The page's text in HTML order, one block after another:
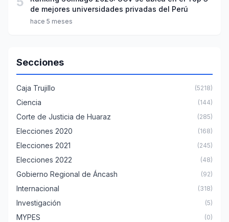
de mejores universidades privadas del Perú
hace 5 meses
Secciones
Caja Trujillo (5218)
Ciencia (144)
Corte de Justicia de Huaraz (285)
Elecciones 2020 (168)
Elecciones 2021 (245)
Elecciones 2022 (48)
Gobierno Regional de Áncash (92)
Internacional (318)
Investigación (5)
MYPES (0)